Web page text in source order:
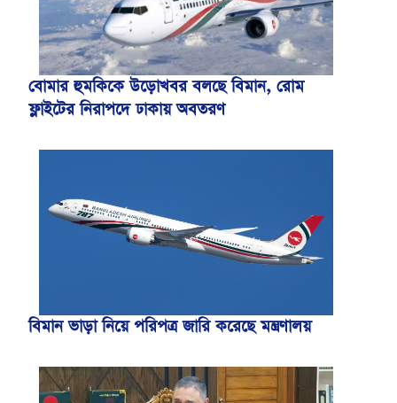
বোমার হুমকিকে উড়োখবর বলছে বিমান, রোম
ফ্লাইটের নিরাপদে ঢাকায় অবতরণ
বিমান ভাড়া নিয়ে পরিপত্র জারি করেছে মন্ত্রণালয়